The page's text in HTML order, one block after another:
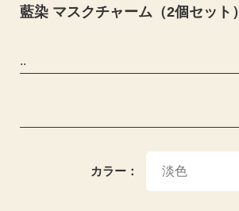
藍染 マスクチャーム（2個セット）
..
カラー：